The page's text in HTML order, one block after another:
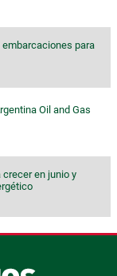
para
Oil and Gas
crecer en junio y